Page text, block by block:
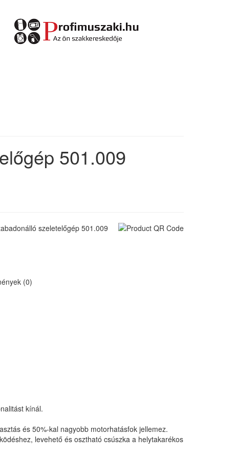
501.009
szeletelőgép 501.009
(0)
kínál.
és 50%-kal nagyobb motorhatásfok jellemez.
levehető és osztható csúszka a helytakarékos